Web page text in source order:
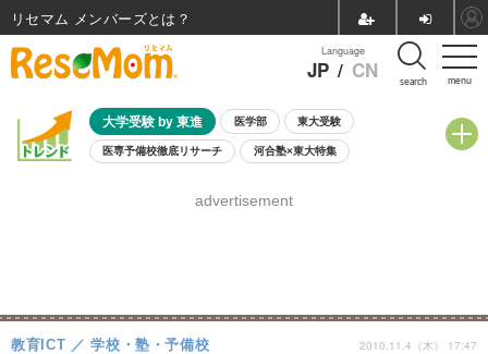
menu
Language
JP / CN search
大学受験 by 東進 医学部 東大受験
医専予備校徹底リサーチ 河合塾×東大特集
8月開催学校説明会・相談会
advertisement
教育ICT 学校・塾・予備校 2010.11.4（木） 17:47
リセマム メンバーズ